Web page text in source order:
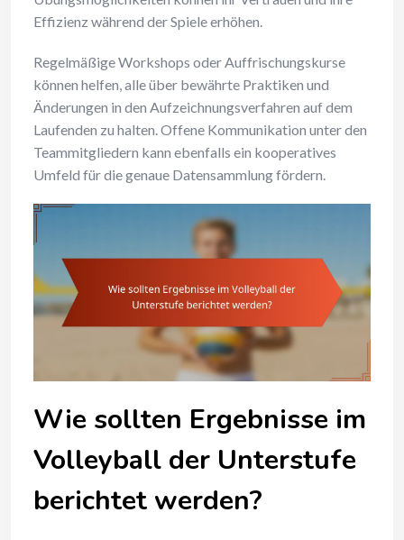
Effizienz während der Spiele erhöhen.
Regelmäßige Workshops oder Auffrischungskurse
können helfen, alle über bewährte Praktiken und
Änderungen in den Aufzeichnungsverfahren auf dem
Laufenden zu halten. Offene Kommunikation unter den
Teammitgliedern kann ebenfalls ein kooperatives
Umfeld für die genaue Datensammlung fördern.
Wie sollten Ergebnisse im
Volleyball der Unterstufe
berichtet werden?